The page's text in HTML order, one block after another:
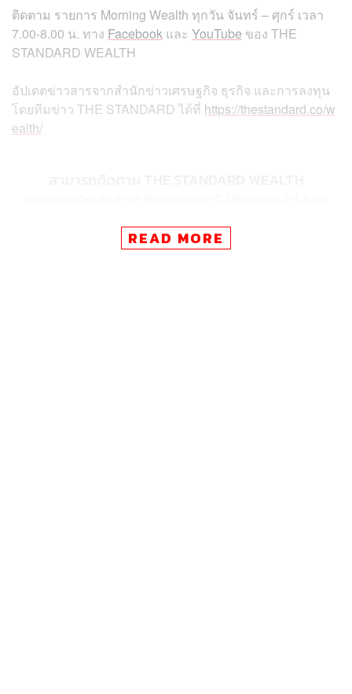
ติดตาม รายการ Morning Wealth ทุกวัน จันทร์ – ศุกร์ เวลา
7.00-8.00 น. ทาง Facebook และ YouTube ของ THE
STANDARD WEALTH
อัปเดตข่าวสารจากสำนักข่าวเศรษฐกิจ ธุรกิจ และการลงทุน
โดยทีมข่าว THE STANDARD ได้ที่ https://thestandard.co/w
ealth/
READ MORE